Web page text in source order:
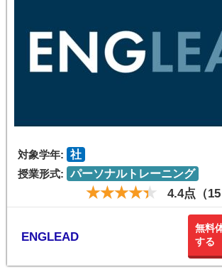
対象学年: 社
授業形式: パーソナルトレーニング
4.4点（15
ENGLEAD
無料
する